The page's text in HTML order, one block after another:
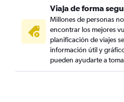
Viaja de forma
Millones de personas
encontrar los mejores
planificación de viajes
información útil y
pueden ayudarte a